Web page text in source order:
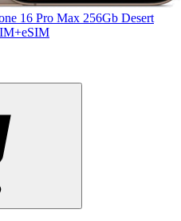
16 Pro Max 256Gb Desert